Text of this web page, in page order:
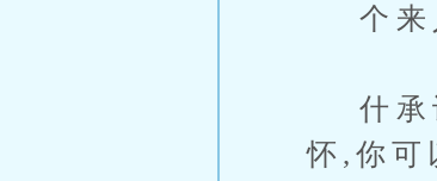
个来
什承
怀,你可